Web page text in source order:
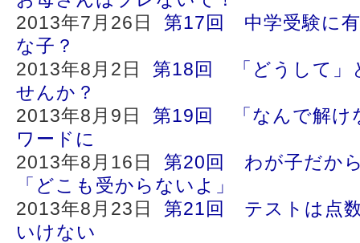
2013年7月26日 第17回 中学受験に
な子？
2013年8月2日 第18回 「どうして」
せんか？
2013年8月9日 第19回 「なんで解け
ワードに
2013年8月16日 第20回 わが子だか
「どこも受からないよ」
2013年8月23日 第21回 テストは点
いけない